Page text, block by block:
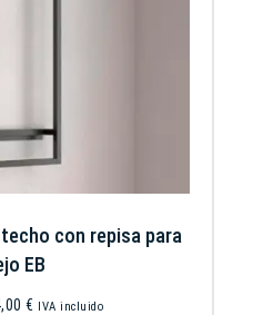
con repisa para
EB
€ IVA incluido